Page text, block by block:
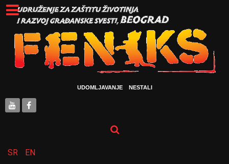
UDOMLJAVANJE NESTALI
SR EN